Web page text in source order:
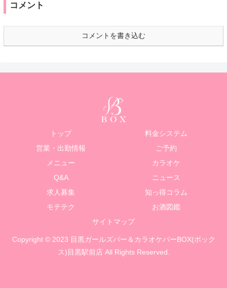
コメント
コメントを書き込む
トップ
料金システム
営業・出勤情報
ご予約
メニュー
カラオケ
Q&A
ニュース
求人募集
知っ得コラム
モテテク
お酒図鑑
サイトマップ
Copyright © 2023 目黒ガールズバー＆カラオケバーBOX(ボック
ス)目黒駅前店 All Rights Reserved.